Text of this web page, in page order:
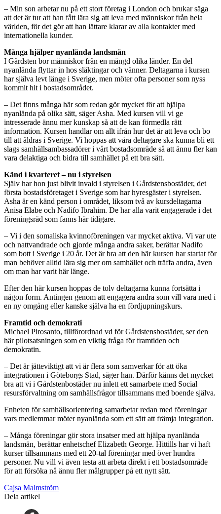
– Min son arbetar nu på ett stort företag i London och brukar säga
att det är tur att han fått lära sig att leva med människor från hela
världen, för det gör att han lättare klarar av alla kontakter med
internationella kunder.
Många hjälper nyanlända landsmän
I Gårdsten bor människor från en mängd olika länder. En del
nyanlända flyttar in hos släktingar och vänner. Deltagarna i kursen
har själva levt länge i Sverige, men möter ofta personer som nyss
kommit hit i bostadsområdet.
– Det finns många här som redan gör mycket för att hjälpa
nyanlända på olika sätt, säger Asha. Med kursen vill vi ge
intresserade ännu mer kunskap så att de kan förmedla rätt
information. Kursen handlar om allt ifrån hur det är att leva och bo
till att åldras i Sverige. Vi hoppas att våra deltagare ska kunna bli ett
slags samhällsambassadörer i vårt bostadsområde så att ännu fler kan
vara delaktiga och bidra till samhället på ett bra sätt.
Känd i kvarteret – nu i styrelsen
Själv har hon just blivit invald i styrelsen i Gårdstensbostäder, det
första bostadsföretaget i Sverige som har hyresgäster i styrelsen.
Asha är en känd person i området, liksom två av kursdeltagarna
Anisa Elabe och Nadifo Ibrahim. De har alla varit engagerade i det
föreningsråd som fanns här tidigare.
– Vi i den somaliska kvinnoföreningen var mycket aktiva. Vi var ute
och nattvandrade och gjorde många andra saker, berättar Nadifo
som bott i Sverige i 20 år. Det är bra att den här kursen har startat för
man behöver alltid lära sig mer om samhället och träffa andra, även
om man har varit här länge.
Efter den här kursen hoppas de tolv deltagarna kunna fortsätta i
någon form. Antingen genom att engagera andra som vill vara med i
en ny omgång eller kanske själva ha en fördjupningskurs.
Framtid och demokrati
Michael Pirosanto, tillförordnad vd för Gårdstensbostäder, ser den
här pilotsatsningen som en viktig fråga för framtiden och
demokratin.
– Det är jätteviktigt att vi är flera som samverkar för att öka
integrationen i Göteborgs Stad, säger han. Därför känns det mycket
bra att vi i Gårdstenbostäder nu inlett ett samarbete med Social
resursförvaltning om samhällsfrågor tillsammans med boende själva.
Enheten för samhällsorientering samarbetar redan med föreningar
vars medlemmar möter nyanlända som ett sätt att främja integration.
– Många föreningar gör stora insatser med att hjälpa nyanlända
landsmän, berättar enhetschef Elizabeth George. Hittills har vi haft
kurser tillsammans med ett 20-tal föreningar med över hundra
personer. Nu vill vi även testa att arbeta direkt i ett bostadsområde
för att försöka nå ännu fler målgrupper på ett nytt sätt.
Cajsa Malmström
Dela artikel